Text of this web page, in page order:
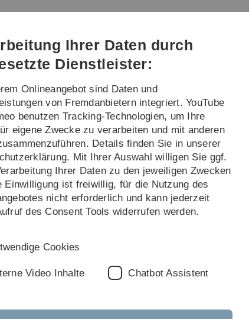
Direkt
Direkt
Direkt
(Sprache,
Drucken,
Social
Direkt
Direkt
...
Ihrer Daten durch
Dienstleister:
Onlineangebot sind Daten und
von Fremdanbietern integriert. YouTube
benutzen Tracking-Technologien, um Ihre
eigene Zwecke zu verarbeiten und mit anderen
Details finden Sie in unserer
Mit Ihrer Auswahl willigen Sie ggf.
Ihrer Daten zu den jeweiligen Zwecken
Einwilligung ist freiwillig, für die Nutzung des
nicht erforderlich und kann jederzeit
des Consent Tools widerrufen werden.
Cookies
Video Inhalte Chatbot Assistent